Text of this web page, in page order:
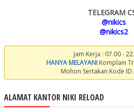
TELEGRAM
@nikics
@nikics2
Jam Kerja : 07.00 -
HANYA MELAYANIKomplain
Mohon Sertakan Kode ID
ALAMAT KANTOR NIKI RELOAD